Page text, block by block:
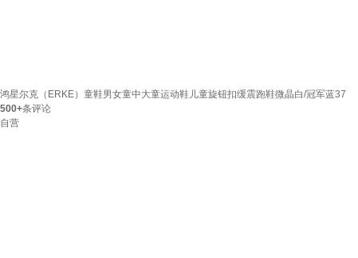
鸿星尔克（ERKE）童鞋男女童中大童运动鞋儿童旋钮扣缓震跑鞋微晶白/冠军蓝37
500+条评论
自营